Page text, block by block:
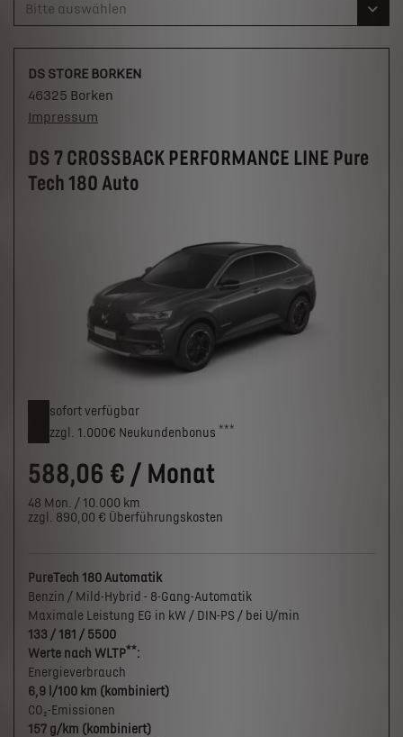
Bitte auswählen
DS 7 CROSSBACK PERFORMANCE LINE Pure
Tech 180 Auto
sofort verfügbar
zzgl. 1.000€ Neukunden­bonus ***
588,06 € / Monat
48 Mon. / 10.000 km
zzgl. 890,00 € Überführungskosten
DS STORE BORKEN
46325 Borken
Impressum
PureTech 180 Automatik
Benzin / Mild-Hybrid - 8-Gang-Automatik
Maximale Leistung EG in kW / DIN-PS / bei U/min
133 / 181 / 5500
Werte nach WLTP**:
Energieverbrauch
6,9 l/100 km (kombiniert)
CO₂-Emissionen
157 g/km (kombiniert)